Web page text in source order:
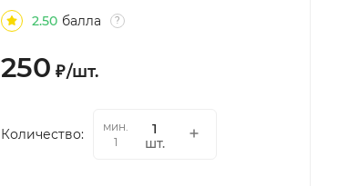
2.50 балла ?
250 ₽/шт.
Количество:
мин.
1
шт.